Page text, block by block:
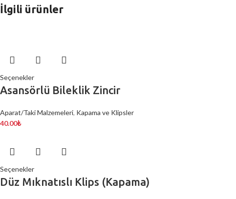
İlgili ürünler
Seçenekler
Asansörlü Bileklik Zincir
Aparat/Taki Malzemeleri, Kapama ve Klipsler
40.00₺
Seçenekler
Düz Mıknatıslı Klips (Kapama)